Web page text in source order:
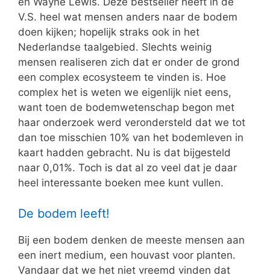
V.S. heel wat mensen anders naar de bodem
doen kijken; hopelijk straks ook in het
Nederlandse taalgebied. Slechts weinig
mensen realiseren zich dat er onder de grond
een complex ecosysteem te vinden is. Hoe
complex het is weten we eigenlijk niet eens,
want toen de bodemwetenschap begon met
haar onderzoek werd verondersteld dat we tot
dan toe misschien 10% van het bodemleven in
kaart hadden gebracht. Nu is dat bijgesteld
naar 0,01%. Toch is dat al zo veel dat je daar
heel interessante boeken mee kunt vullen.
De bodem leeft!
Bij een bodem denken de meeste mensen aan
een inert medium, een houvast voor planten.
Vandaar dat we het niet vreemd vinden dat